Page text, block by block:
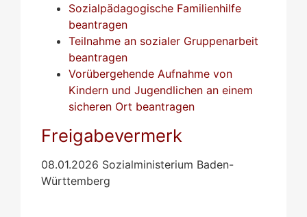
Sozialpädagogische Familienhilfe
beantragen
Teilnahme an sozialer Gruppenarbeit
beantragen
Vorübergehende Aufnahme von
Kindern und Jugendlichen an einem
sicheren Ort beantragen
Freigabevermerk
08.01.2026 Sozialministerium Baden-
Württemberg